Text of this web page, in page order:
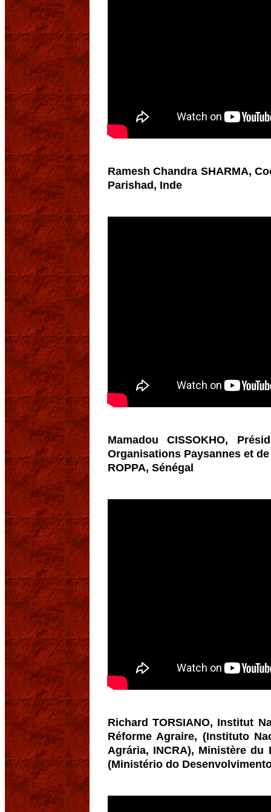
Ramesh Chandra SHARMA,
Parishad, Inde
Mamadou CISSOKHO,
Organisations Paysannes et
ROPPA, Sénégal
Richard TORSIANO, Institut
Réforme Agraire, (Instituto
Agrária, INCRA), Ministère du
(Ministério do